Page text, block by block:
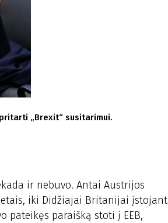
„Brexit“ susitarimui.
ir nebuvo. Antai Austrijos
iki Didžiajai Britanijai įstojant
pateikęs paraišką stoti į EEB,